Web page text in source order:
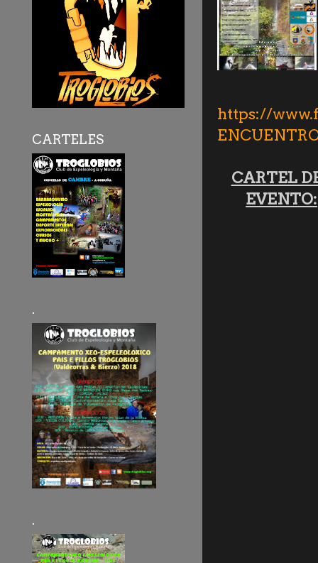
https://
CARTEL
EVENTO:
CARTELES
.
.